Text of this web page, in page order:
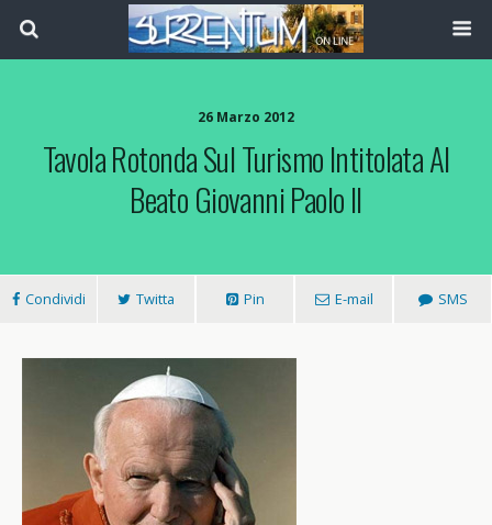
26 Marzo 2012
Tavola Rotonda Sul Turismo Intitolata Al
Beato Giovanni Paolo II
Condividi Twitta Pin E-mail SMS